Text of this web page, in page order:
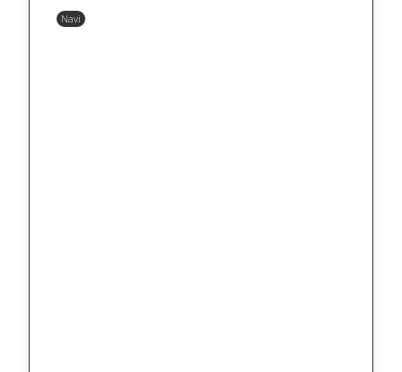
Navi